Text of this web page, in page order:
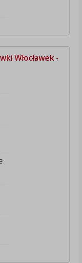
Włocławek -